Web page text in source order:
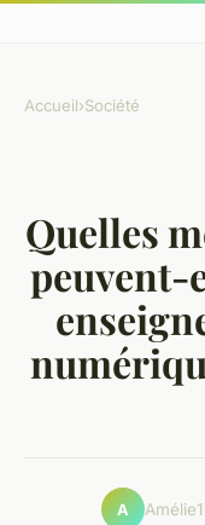
Accueil›Société
Quelles
peuvent-
A Amélie